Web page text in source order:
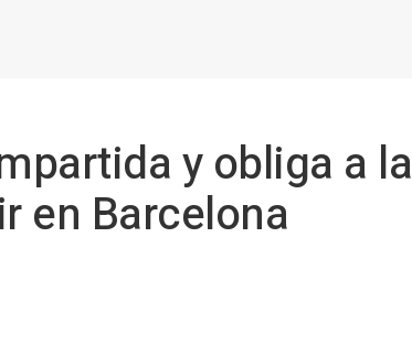
y obliga a la
en Barcelona